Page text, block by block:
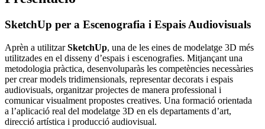
SketchUp per a Escenografia i Espais Audiovisuals
Aprèn a utilitzarSketchUp, una de les eines de modelatge 3D més
utilitzades en el disseny d’espais i escenografies. Mitjançant una
metodologia pràctica, desenvoluparàs les competències necessàries
per crear models tridimensionals, representar decorats i espais
audiovisuals, organitzar projectes de manera professional i
comunicar visualment propostes creatives. Una formació orientada
a l’aplicació real del modelatge 3D en els departaments d’art,
direcció artística i producció audiovisual.